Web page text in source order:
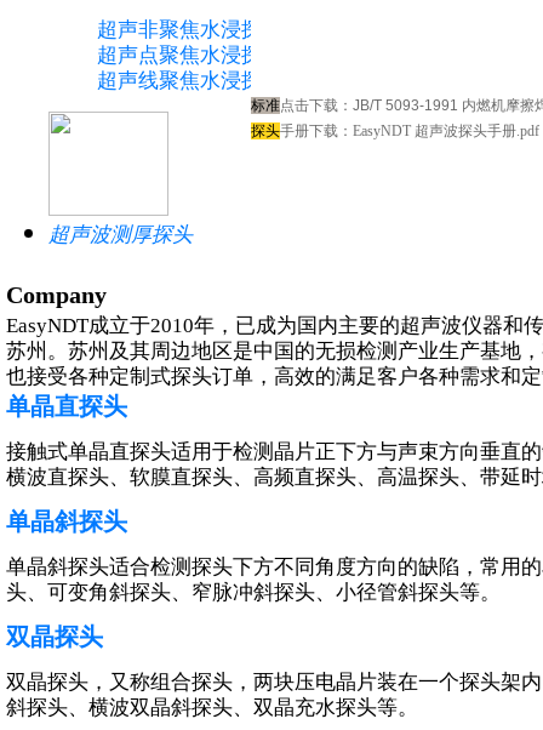
超声非聚焦水浸探头
超声点聚焦水浸探头
超声线聚焦水浸探头
超声波测厚探头
高精度测厚探头
高温测厚探头
特殊超声波探头
爬波探头
表面波探头
其他超声探头
板材检测系统超声探头
管材检测系统超声探头
棒材检测系统超声探头
其他自动系统超声探头
标准点击下载： JB/T 5093-1991 内燃机摩擦
探头手册下载： EasyNDT 超声波探头手册.pdf
Company
EasyNDT成立于2010年，已成为国内主要的超声波仪器
苏州。苏州及其周边地区是中国的无损检测产业生产基地
也接受各种定制式探头订单，高效的满足客户各种需求和
单晶直探头
接触式单晶直探头适用于检测晶片正下方与声束方向垂直
横波直探头、软膜直探头、高频直探头、高温探头、带延
单晶斜探头
单晶斜探头适合检测探头下方不同角度方向的缺陷，常用
头、可变角斜探头、窄脉冲斜探头、小径管斜探头等。
双晶探头
双晶探头，又称组合探头，两块压电晶片装在一个探头架
斜探头、横波双晶斜探头、双晶充水探头等。